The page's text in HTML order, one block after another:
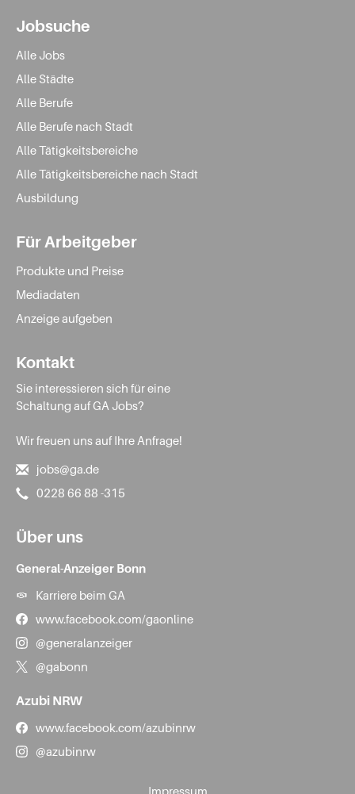
Jobsuche
Alle Jobs
Alle Städte
Alle Berufe
Alle Berufe nach Stadt
Alle Tätigkeitsbereiche
Alle Tätigkeitsbereiche nach Stadt
Ausbildung
Für Arbeitgeber
Produkte und Preise
Mediadaten
Anzeige aufgeben
Kontakt
Sie interessieren sich für eine
Schaltung auf GA Jobs?
Wir freuen uns auf Ihre Anfrage!
jobs@ga.de
0228 66 88 -315
Über uns
General-Anzeiger Bonn
Karriere beim GA
www.facebook.com/gaonline
@generalanzeiger
@gabonn
Azubi NRW
www.facebook.com/azubinrw
@azubinrw
Impressum